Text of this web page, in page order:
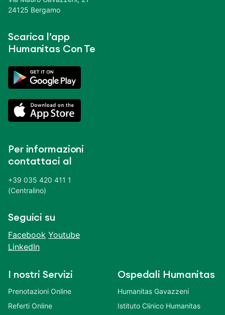
24125 Bergamo
Scarica l’app
Humanitas Con Te
Per informazioni
contattaci al
+39 035 420 411 1
(Centralino)
Seguici su
Facebook Youtube
LinkedIn
I nostri Servizi
Prenotazioni Online
Referti Online
Ospedali Humanitas
Humanitas Gavazzeni
Istituto Clinico Humanitas